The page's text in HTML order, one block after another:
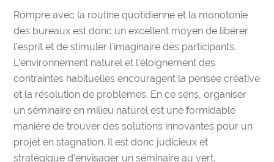
Rompre avec la routine quotidienne et la monotonie
des bureaux est donc un excellent moyen de libérer
l’espritet de stimuler l’imaginaire des participants.
L’environnement naturel et l’éloignement des
contraintes habituelles encouragent la pensée créative
et la résolution de problèmes. En ce sens, organiser
unséminaire en milieu naturel est une formidable
manière de trouver des solutions innovantes pour un
projet en stagnation. Il est donc judicieux et
stratégique d’envisager un séminaire au vert.